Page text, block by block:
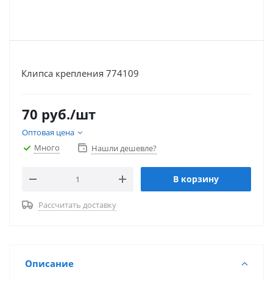
Клипса крепления 774109
70 руб./шт
Оптовая цена
Много
Нашли дешевле?
В корзину
Рассчитать доставку
Описание